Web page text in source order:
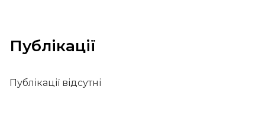
Публікації
Публікації відсутні